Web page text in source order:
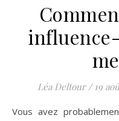
Léa Deltour / 19
Vous avez probablement déjà appris que faire l’amour